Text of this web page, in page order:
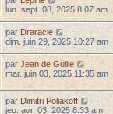
lun. sept. 08, 2025 8:07 am
par Draracle
dim. juin 29, 2025 10:27 am
par Jean de Guille
mar. juin 03, 2025 11:35 am
par Dimitri Poliakoff
jeu. avr. 03, 2025 8:33 am